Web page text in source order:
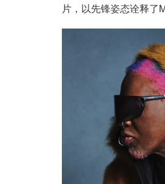
片，以先锋姿态诠释了